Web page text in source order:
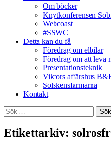
Om böcker
Knytkonferensen
Webcoast
#SSWC
Detta kan du få
Föredrag om elbilar
Föredrag om att leva
Presentationsteknik
Viktors affärshus
Solskensfarmarna
Kontakt
Sök
efter:
Etikettarkiv: